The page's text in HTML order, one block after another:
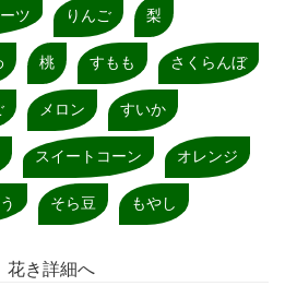
ツ りんご 梨
桃 すもも さくらんぼ
メロン すいか
スイートコーン オレンジ
そら豆 もやし
花き詳細へ